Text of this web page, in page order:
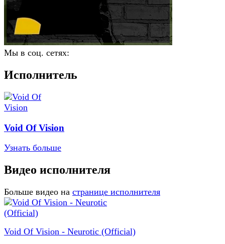
Мы в соц. сетях:
Исполнитель
Void Of Vision
Узнать больше
Видео исполнителя
Больше видео на странице исполнителя
Void Of Vision - Neurotic (Official)